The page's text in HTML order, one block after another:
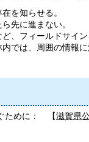
を知らせる。
先に進まない。
、フィールドサイン
では、周囲の情報に
ために： 【滋賀県